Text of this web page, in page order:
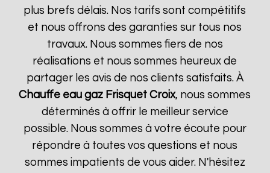
plus brefs délais. Nos tarifs sont compétitifs
et nous offrons des garanties sur tous nos
travaux. Nous sommes fiers de nos
réalisations et nous sommes heureux de
partager les avis de nos clients satisfaits. À
Chauffe eau gaz Frisquet Croix, nous sommes
déterminés à offrir le meilleur service
possible. Nous sommes à votre écoute pour
répondre à toutes vos questions et nous
sommes impatients de vous aider. N'hésitez